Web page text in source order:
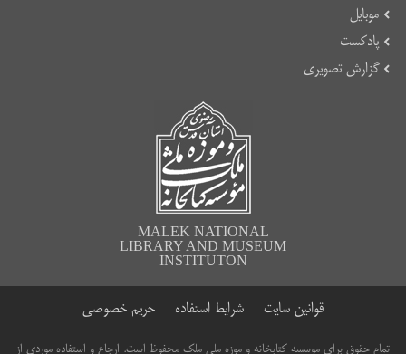
موبایل
پادکست
گزارش تصویری
MALEK NATIONAL
LIBRARY AND MUSEUM
INSTITUTON
قوانین سایت شرایط استفاده حریم خصوصی
تمام حقوق برای موسسه کتابخانه و موزه ملی ملک محفوظ است. ارجاع و استفاده موردی از